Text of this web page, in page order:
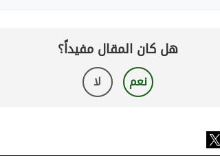
هل كان المقال مفيداً؟
نعم لا